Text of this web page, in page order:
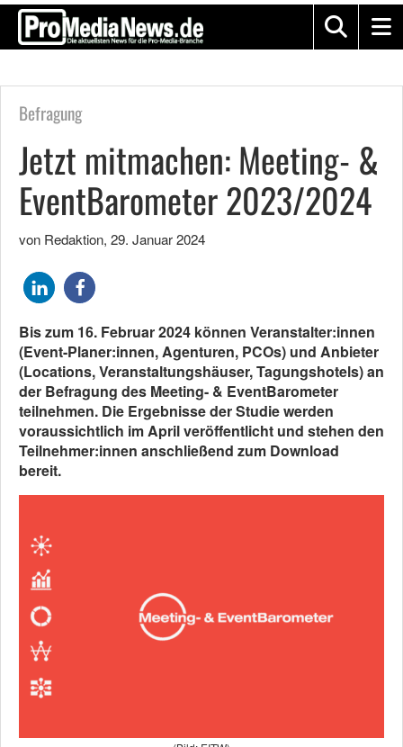
Befragung
Jetzt mitmachen: Meeting- &
EventBarometer 2023/2024
von Redaktion, 29. Januar 2024
Bis zum 16. Februar 2024 können Veranstalter:innen
(Event-Planer:innen, Agenturen, PCOs) und Anbieter
(Locations, Veranstaltungshäuser, Tagungshotels) an
der Befragung des Meeting- & EventBarometer
teilnehmen. Die Ergebnisse der Studie werden
voraussichtlich im April veröffentlicht und stehen den
Teilnehmer:innen anschließend zum Download
bereit.